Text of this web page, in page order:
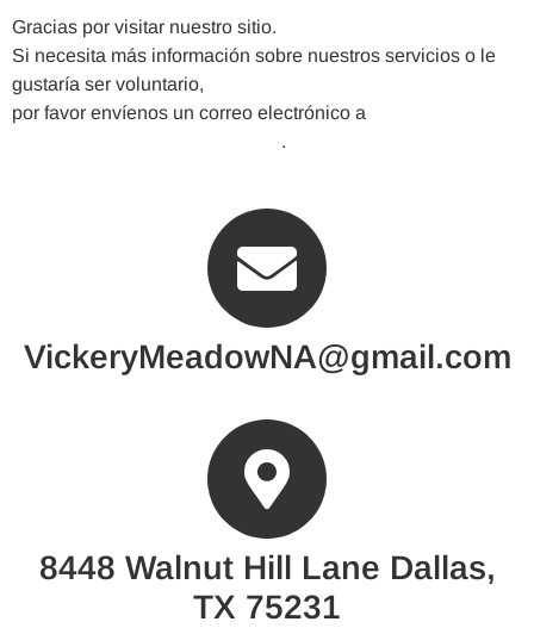
Gracias por visitar nuestro sitio.
Si necesita más información sobre nuestros servicios o le
gustaría ser voluntario,
por favor envíenos un correo electrónico a
.
VickeryMeadowNA@gmail.com
8448 Walnut Hill Lane Dallas,
TX 75231